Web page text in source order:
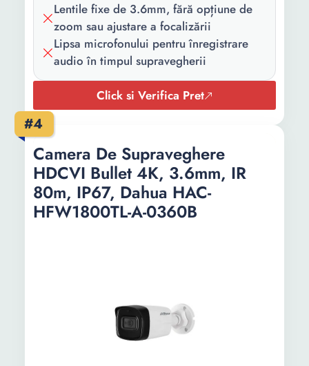
Lentile fixe de 3.6mm, fără opțiune de
zoom sau ajustare a focalizării
Lipsa microfonului pentru înregistrare
audio în timpul supravegherii
Click si Verifica Pret
#4
Camera De Supraveghere
HDCVI Bullet 4K, 3.6mm, IR
80m, IP67, Dahua HAC-
HFW1800TL-A-0360B